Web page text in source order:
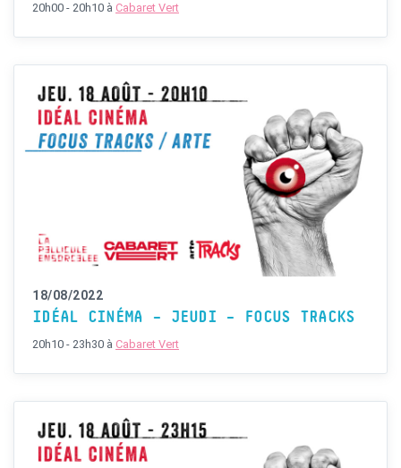
20h00 - 20h10 à Cabaret Vert
18/08/2022
IDÉAL CINÉMA – JEUDI – FOCUS TRACKS
20h10 - 23h30 à Cabaret Vert